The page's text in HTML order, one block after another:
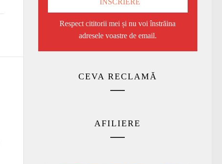
Respect cititorii mei și nu voi înstrăina
adresele voastre de email.
CEVA RECLAMĂ
AFILIERE